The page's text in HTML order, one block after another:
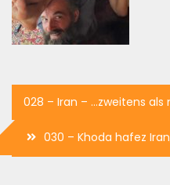
Beitrags-
Navigation
028 – Iran – …zweitens als
030 – Khoda hafez